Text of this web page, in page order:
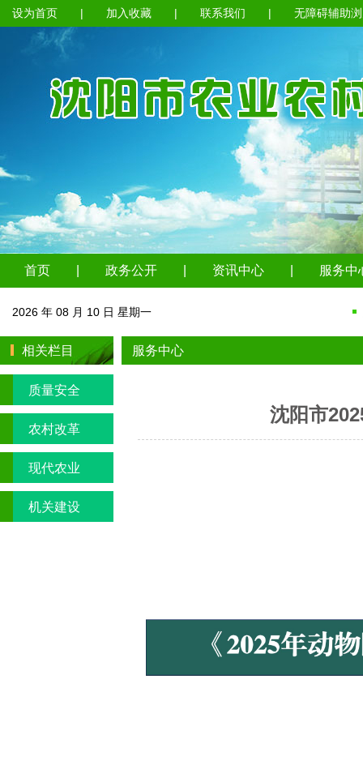
设为首页 | 加入收藏 | 联系我们 | 无障碍辅助
首页 政务公开 资讯中心 服务中
2026 年 08 月 10 日 星期一
相关栏目
质量安全
农村改革
现代农业
机关建设
服务中心
沈阳市